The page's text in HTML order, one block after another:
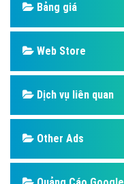
Bảng giá
Web Store
Dịch vụ liên quan
Other Ads